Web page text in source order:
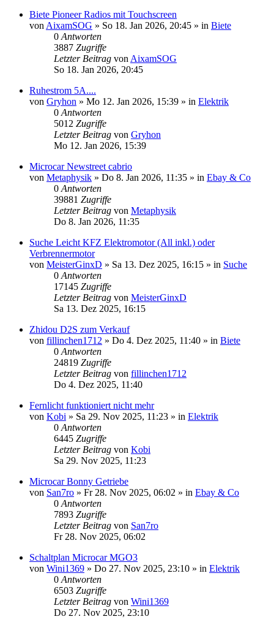
Biete Pioneer Radios mit Touchscreen
vonAixamSOG » So 18. Jan 2026, 20:45 » in Biete
0Antworten
3887 Zugriffe
Letzter Beitrag vonAixamSOG
So 18. Jan 2026, 20:45
Ruhestrom 5A....
von Gryhon » Mo 12. Jan 2026, 15:39 » in Elektrik
0Antworten
5012 Zugriffe
Letzter Beitrag von Gryhon
Mo 12. Jan 2026, 15:39
Microcar Newstreet cabrio
von Metaphysik » Do 8. Jan 2026, 11:35 » in Ebay & Co
0Antworten
39881 Zugriffe
Letzter Beitrag von Metaphysik
Do 8. Jan 2026, 11:35
Suche Leicht KFZ Elektromotor (All inkl.) oder
Verbrennermotor
von MeisterGinxD » Sa 13. Dez 2025, 16:15 » in Suche
0Antworten
17145 Zugriffe
Letzter Beitrag von MeisterGinxD
Sa 13. Dez 2025, 16:15
Zhidou D2S zum Verkauf
von fillinchen1712 » Do 4. Dez 2025, 11:40 » in Biete
0Antworten
24819 Zugriffe
Letzter Beitrag von fillinchen1712
Do 4. Dez 2025, 11:40
Fernlicht funktioniert nicht mehr
von Kobi » Sa 29. Nov 2025, 11:23 » in Elektrik
0Antworten
6445 Zugriffe
Letzter Beitrag von Kobi
Sa 29. Nov 2025, 11:23
Microcar Bonny Getriebe
von San7ro » Fr 28. Nov 2025, 06:02 » in Ebay & Co
0Antworten
7893 Zugriffe
Letzter Beitrag von San7ro
Fr 28. Nov 2025, 06:02
Schaltplan Microcar MGO3
von Wini1369 » Do 27. Nov 2025, 23:10 » in Elektrik
0Antworten
6503 Zugriffe
Letzter Beitrag von Wini1369
Do 27. Nov 2025, 23:10